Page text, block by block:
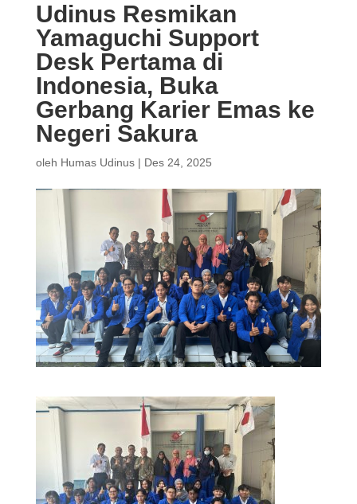
Udinus Resmikan
Yamaguchi Support
Desk Pertama di
Indonesia, Buka
Gerbang Karier Emas ke
Negeri Sakura
oleh Humas Udinus| Des 24, 2025